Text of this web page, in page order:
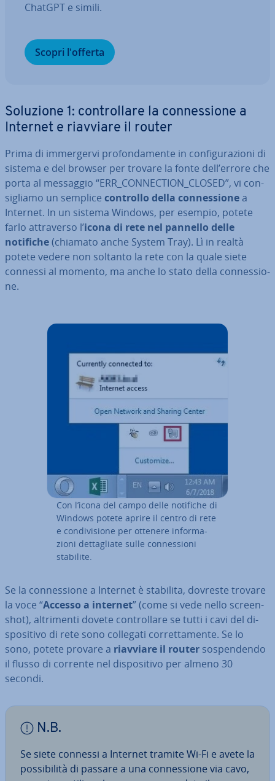
ChatGPT e simili.
Scopri l'offerta
Soluzione 1: con­trol­la­re la con­nes­sio­ne a
Internet e riavviare il router
Prima di im­mer­ger­vi pro­fon­da­men­te in con­fi­gu­ra­zio­ni di
sistema e del browser per trovare la fonte dell’errore che
porta al messaggio “ERR_CON­NEC­TION_CLOSED”, vi con­
si­glia­mo un semplice controllo della con­nes­sio­nea
Internet. In un sistema Windows, per esempio, potete
farlo at­tra­ver­so l’icona di rete nel pannello delle
notifiche(chiamato anche System Tray). Lì in realtà
potete vedere non soltanto la rete con la quale siete
connessi al momento, ma anche lo stato della con­nes­sio­
ne.
Con l’icona del campo delle notifiche di
Windows potete aprire il centro di rete
e con­di­vi­sio­ne per ottenere in­for­ma­
zio­ni det­ta­glia­te sulle con­nes­sio­ni
stabilite.
Se la con­nes­sio­ne a Internet è stabilita, dovreste trovare
la voce “Accesso a internet” (come si vede nello screen­
shot), al­tri­men­ti dovete con­trol­la­re se tutti i cavi del di­
spo­si­ti­vo di rete sono collegati cor­ret­ta­men­te. Se lo
sono, potete provare a riavviare il router so­spen­den­do
il flusso di corrente nel di­spo­si­ti­vo per almeno 30
secondi.
N.B.
Se siete connessi a Internet tramite Wi-Fi e avete la
pos­si­bi­li­tà di passare a una con­nes­sio­ne via cavo,